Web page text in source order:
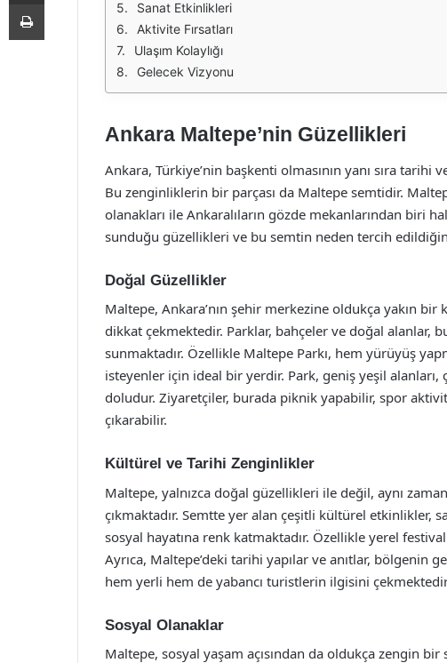
Sanat Etkinlikleri
Aktivite Fırsatları
Ulaşım Kolaylığı
Gelecek Vizyonu
Ankara Maltepe’nin Güzellikleri
Ankara, Türkiye’nin başkenti olmasının yanı sıra
Bu zenginliklerin bir parçası da Maltepe semtidir.
olanakları ile Ankaralıların gözde mekanlarından biri
sunduğu güzellikleri ve bu semtin neden tercih
Doğal Güzellikler
Maltepe, Ankara’nın şehir merkezine oldukça yakın
dikkat çekmektedir. Parklar, bahçeler ve doğal alanlar,
sunmaktadır. Özellikle Maltepe Parkı, hem yürüyüş
isteyenler için ideal bir yerdir. Park, geniş yeşil
doludur. Ziyaretçiler, burada piknik yapabilir, spor
çıkarabilir.
Kültürel ve Tarihi Zenginlikler
Maltepe, yalnızca doğal güzellikleri ile değil, aynı
çıkmaktadır. Semtte yer alan çeşitli kültürel etkinlikler,
sosyal hayatına renk katmaktadır. Özellikle yerel
Ayrıca, Maltepe’deki tarihi yapılar ve anıtlar, bölgenin
hem yerli hem de yabancı turistlerin ilgisini
Sosyal Olanaklar
Maltepe, sosyal yaşam açısından da oldukça zengin